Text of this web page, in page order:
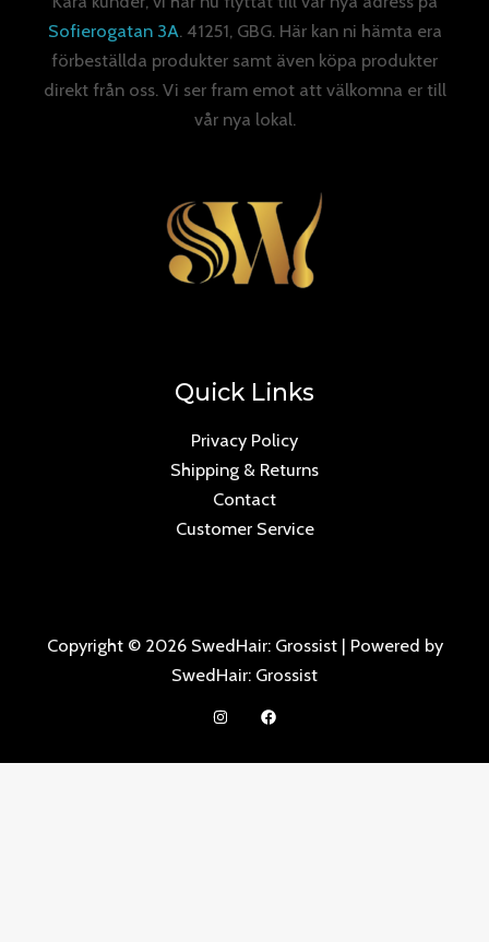
Sofierogatan 3A. 41251, GBG. Här kan ni hämta era
förbeställda produkter samt även köpa produkter
direkt från oss. Vi ser fram emot att välkomna er till
vår nya lokal.
Quick Links
Privacy Policy
Shipping & Returns
Contact
Customer Service
Copyright © 2026 SwedHair: Grossist | Powered by
SwedHair: Grossist